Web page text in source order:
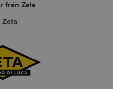
från Zeta
Zeta